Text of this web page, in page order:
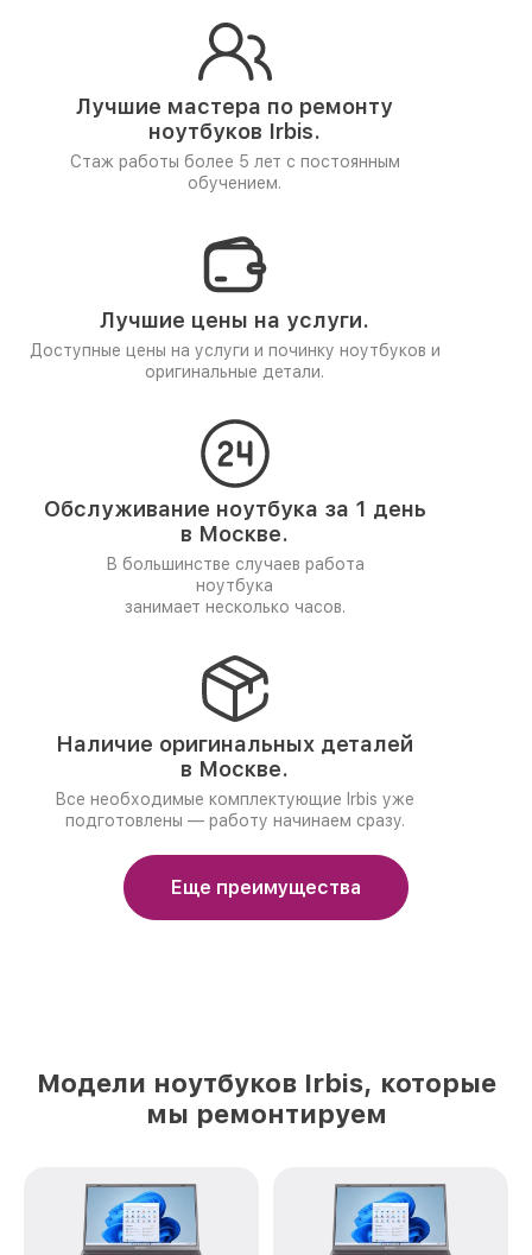
Лучшие мастера по ремонту
ноутбуков Irbis.
Стаж работы более 5 лет с постоянным
обучением.
Лучшие цены на услуги.
Доступные цены на услуги и починку ноутбуков и
оригинальные детали.
Обслуживание ноутбука за 1 день
в Москве.
В большинстве случаев работа
ноутбука
занимает несколько часов.
Наличие оригинальных деталей
в Москве.
Все необходимые комплектующие Irbis уже
подготовлены — работу начинаем сразу.
Еще преимущества
Модели ноутбуков Irbis, которые
мы ремонтируем